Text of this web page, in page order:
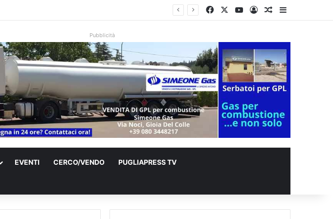
ricoverati in gravi condizioni FacebookYou TubeAccediUn articolo a
Pubblicità
EVENTI CERCO/VENDO PUGLIAPRESS TV